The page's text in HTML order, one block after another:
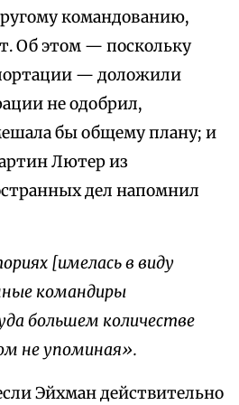
командованию,
Об этом — поскольку
— доложили
не одобрил,
бы общему плану; и
Лютер из
дел напомнил
[имелась в виду
командиры
большем количестве
не упоминая».
Эйхман действительно